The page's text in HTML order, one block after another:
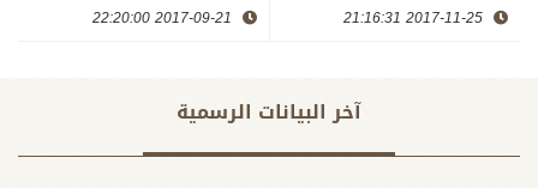
الروضة بمصر وتدعو الى فضح
رعاة الارهاب وعلى رأسها
2017-11-25 21:16:31
لاستفتاء وانفصال كردستان
وتفتح الباب واسعا امام
2017-09-21 22:20:00
آخر البیانات الرسمية